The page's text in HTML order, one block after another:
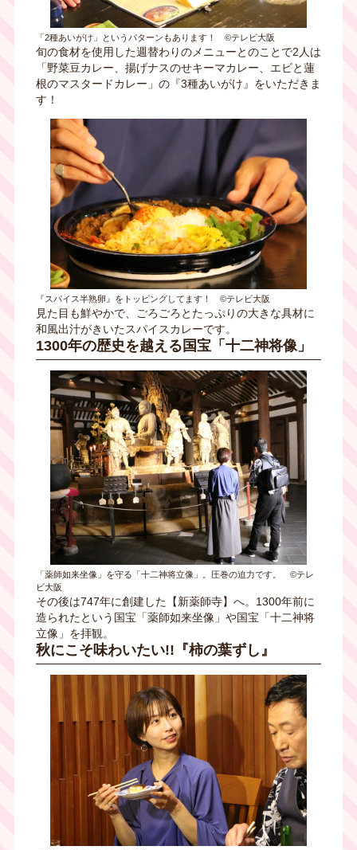
「2種あいがけ」というパターンもあります！ ©テレビ大阪
旬の食材を使用した週替わりのメニューとのことで2人は
「野菜豆カレー、揚げナスのせキーマカレー、エビと蓮
根のマスタードカレー」の『3種あいがけ』をいただきま
す！
『スパイス半熟卵』をトッピングしてます！ ©テレビ大阪
見た目も鮮やかで、ごろごろとたっぷりの大きな具材に
和風出汁がきいたスパイスカレーです。
1300年の歴史を越える国宝「十二神将像」
「薬師如来坐像」を守る「十二神将立像」。圧巻の迫力です。 ©テレ
ビ大阪
その後は747年に創建した【新薬師寺】へ。1300年前に
造られたという国宝「薬師如来坐像」や国宝「十二神将
立像」を拝観。
秋にこそ味わいたい!!『柿の葉ずし』